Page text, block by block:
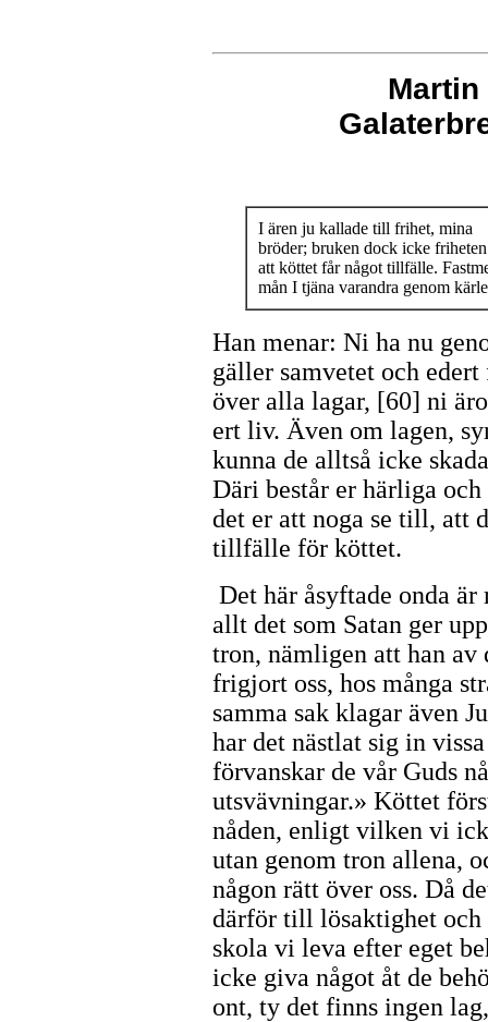
I ären ju kallade till frihet, mina
bröder; bruken dock icke friheten
att köttet får något tillfälle.
mån I tjäna varandra genom
Han menar: Ni ha nu
gäller samvetet och
över alla lagar, [60] ni
ert liv. Även om lagen,
kunna de alltså icke
Däri består er härliga
det er att noga se till, att
tillfälle för köttet.
Det här åsyftade onda
allt det som Satan ger
tron, nämligen att han
frigjort oss, hos många
samma sak klagar även
har det nästlat sig in
förvanskar de vår Guds
utsvävningar.» Köttet
nåden, enligt vilken vi
utan genom tron allena,
någon rätt över oss. Då
därför till lösaktighet och
skola vi leva efter eget
icke giva något åt de
ont, ty det finns ingen